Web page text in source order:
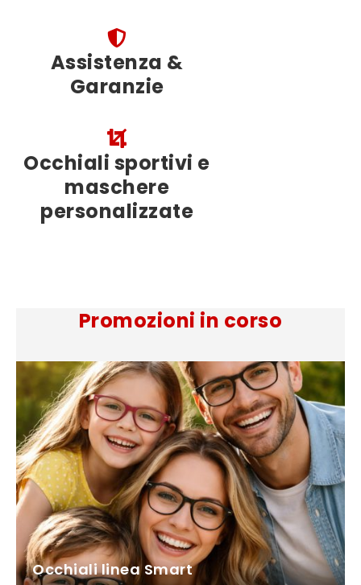
Assistenza &
Garanzie
Occhiali sportivi e
maschere
personalizzate
Promozioni in corso
Occhiali linea Smart